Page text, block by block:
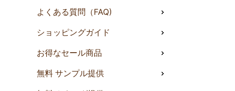
よくある質問（FAQ)
ショッピングガイド
お得なセール商品
無料 サンプル提供